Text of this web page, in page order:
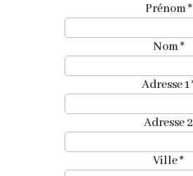
Prénom*
Nom*
Adresse 1
Adresse 2
Ville*